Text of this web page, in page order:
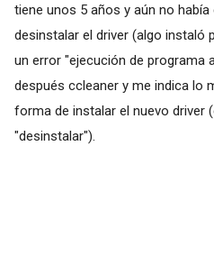
tiene unos 5 años y aún no había
desinstalar el driver (algo instaló
un error "ejecución de programa
después ccleaner y me indica lo
forma de instalar el nuevo driver
"desinstalar").